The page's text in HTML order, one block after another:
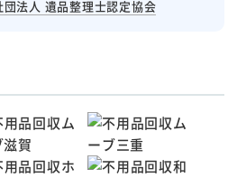
団法人 遺品整理士認定協会